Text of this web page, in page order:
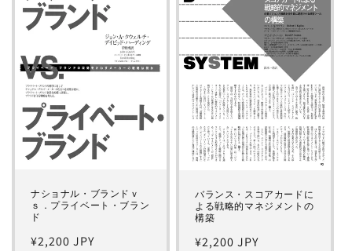
ナショナル・ブランドｖ
ｓ．プライベート・ブラン
ド
通
¥2,200 JPY
バランス・スコアカードに
よる戦略的マネジメントの
構築
通
¥2,200 JPY